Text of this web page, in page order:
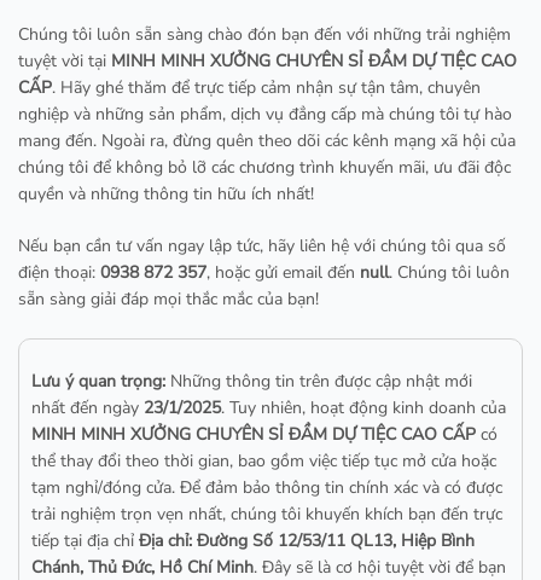
Chúng tôi luôn sẵn sàng chào đón bạn đến với những trải nghiệm
tuyệt vời tại MINH MINH XƯỞNG CHUYÊN SỈ ĐẦM DỰ TIỆC CAO
CẤP. Hãy ghé thăm để trực tiếp cảm nhận sự tận tâm, chuyên
nghiệp và những sản phẩm, dịch vụ đẳng cấp mà chúng tôi tự hào
mang đến. Ngoài ra, đừng quên theo dõi các kênh mạng xã hội của
chúng tôi để không bỏ lỡ các chương trình khuyến mãi, ưu đãi độc
quyền và những thông tin hữu ích nhất!
Nếu bạn cần tư vấn ngay lập tức, hãy liên hệ với chúng tôi qua số
điện thoại: 0938 872 357, hoặc gửi email đến null. Chúng tôi luôn
sẵn sàng giải đáp mọi thắc mắc của bạn!
Lưu ý quan trọng: Những thông tin trên được cập nhật mới
nhất đến ngày 23/1/2025. Tuy nhiên, hoạt động kinh doanh của
MINH MINH XƯỞNG CHUYÊN SỈ ĐẦM DỰ TIỆC CAO CẤP có
thể thay đổi theo thời gian, bao gồm việc tiếp tục mở cửa hoặc
tạm nghỉ/đóng cửa. Để đảm bảo thông tin chính xác và có được
trải nghiệm trọn vẹn nhất, chúng tôi khuyến khích bạn đến trực
tiếp tại địa chỉ Địa chỉ: Đường Số 12/53/11 QL13, Hiệp Bình
Chánh, Thủ Đức, Hồ Chí Minh. Đây sẽ là cơ hội tuyệt vời để bạn